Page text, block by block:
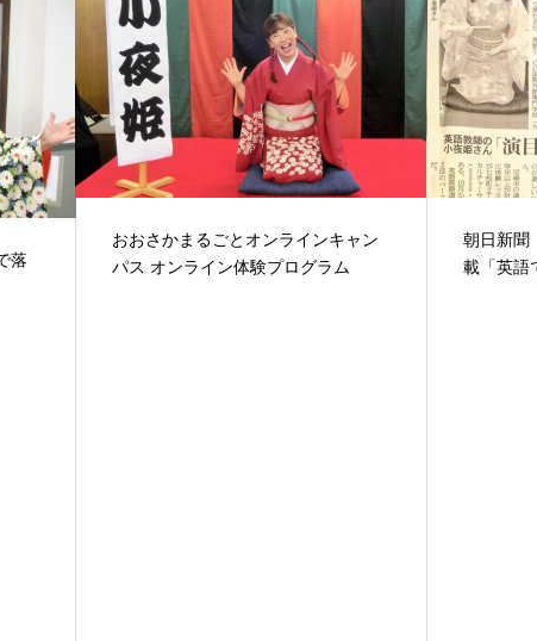
朝日新聞（阪神支局版）に取材・掲
載「英語で一席 笑いとろ」
春は『は